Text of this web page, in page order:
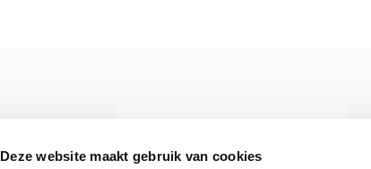
Deze website maakt gebruik van cookies